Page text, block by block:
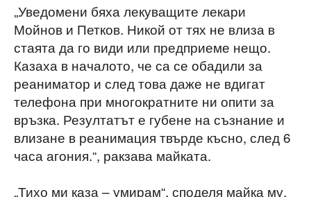
„Уведомени бяха лекуващите лекари
Мойнов и Петков. Никой от тях не влиза в
стаята да го види или предприеме нещо.
Казаха в началото, че са се обадили за
реаниматор и след това даже не вдигат
телефона при многократните ни опити за
връзка. Резултатът е губене на съзнание и
влизане в реанимация твърде късно, след 6
часа агония.“, ракзава майката.
„Тихо ми каза – умирам“, споделя майка му.